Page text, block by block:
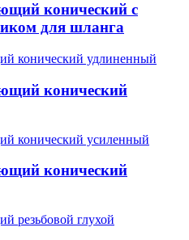
конический с
для шланга
конический
конический